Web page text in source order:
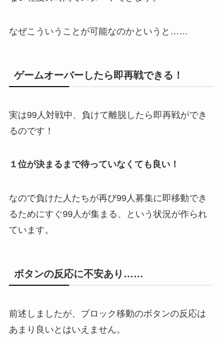
なぜこういうことが可能なのかというと……
ゲームオーバーしたら即再戦できる！
実は99人対戦中、負けて離脱したら即再戦ができ
るのです！
１位が決まるまで待っていなくても良い！
なので負けた人たちが再び99人募集に即移動でき
るためにすぐ99人が集まる、という状況が作られ
ています。
ボタンの反応に不安あり……
前述しましたが、ブロック移動のボタンの反応は
あまり良いとはいえません。